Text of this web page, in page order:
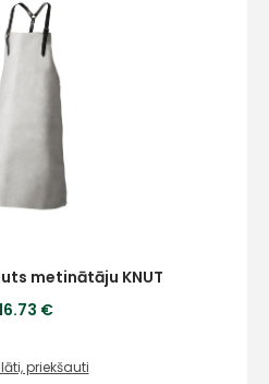
metinātāju KNUT
€
priekšauti
Klientu
atbalsts
Darbdienās:
8:00 – 17:00
(+371) 63 881
186